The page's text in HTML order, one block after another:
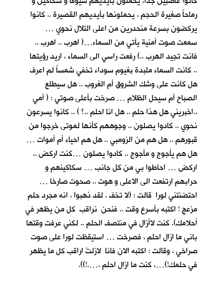
رماحاً صغيرة الحجم ، يحملونها بأيديهم القصيرة .. كانوا
يركضون بسرعة منحدرين من اعلى التلال نحوي …
سمعت صوت أمنية يأتي من السماء…( اهرب .. اهرب ..
فانت تجيد الهرب ..) رفعت راسي الى السماء ، اريد رؤيتها
.. كانت السماء ملبدة بغيوم سوداء تخفي شمساً لم اعرف
هل كانت على وشك الشروق أم الغروب .. هل سيطلع
الصباح أم سيحل الظلام … صرخت بأعلى صوتي : ( أمي
..اخبريني هل هذا حلم .. هل انا احلم ..؟ ) .. كانوا يسرعون
نحوي .. كادوا يصلون .. وجوههم كأنها لموتى خرجوا من
قبورهم .. هل هم من الزومبي .. هل هم احياء أم أموات …
هل هم يأجوج و مأجوج .. كادوا يصلون …كنت اركض ..
اركض … احاطوا بي من كل جانب … سكاكينهم و
حرابهم ارتفعت الى الاعلى و هوت .. صحوت صارخا …
احتضنتني لورا قالت : (لا تخف . لقد ذهبوا ، انه مجرد حلم
مزعج ! اكتبه بأسرع وقت .. فنحن نراقب كل من يظهر في
أحلامك). كنت لاأزال في منتصف الحلم .. لكني عرفت وقتها
باني ما ازال احلم ، فصرخت … استيقظت لورا على صوت
صراخي ، وقالت : اكتبه الان فانا لازلتُ اراقب كل ما يظهر
في حلمك!)…، كنت ما ازال احلم ،….!)).